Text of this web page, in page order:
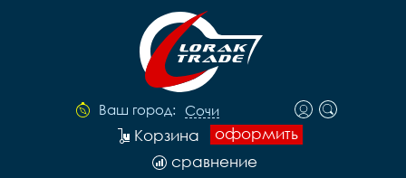
Ваш город: Сочи
оформить
Корзина
сравнение